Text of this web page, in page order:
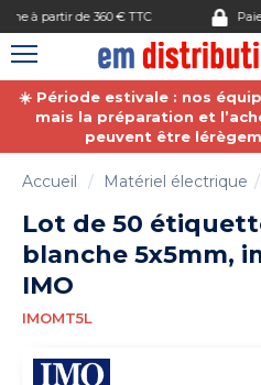
Paiement sécurisé
☀️ Période estivale : nos
mais la préparation et
peuvent être
Accueil Matériel électrique
Lot de 50
blanche 5x5mm,
IMO
IMOMT5L
Gestion des cookies